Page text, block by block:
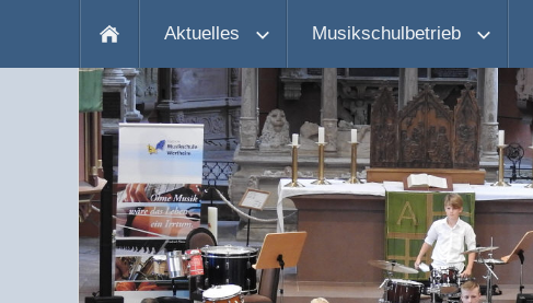
Aktuelles Musikschulbetrieb